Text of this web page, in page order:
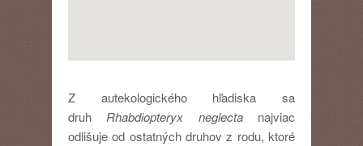
Z autekologického hľadiska sa
druh Rhabdiopteryx neglectanajviac
odlišuje od ostatných druhov z rodu, ktoré